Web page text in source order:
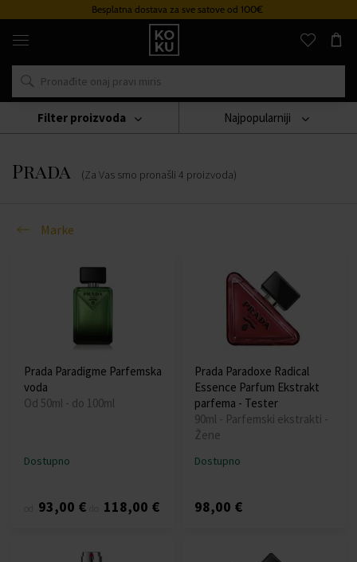
Besplatna dostava za sve satove od 100€
Originalni
parfemi
satovi
na
mjestu
Marke
Prada
Prada (Za Vas smo pronašli 4 proizvoda)
Najpopularniji
Marke
Filter proizvoda
Prada Paradigme Parfemska
voda
Od 50ml - do 100ml
Dostupno
93,00 € 118,00 €
Prada Paradoxe Radical
Essence Parfum Ekstrakt
parfema - Tester
90ml - Parfemski ekstrakti -
Žene
Dostupno
98,00 €